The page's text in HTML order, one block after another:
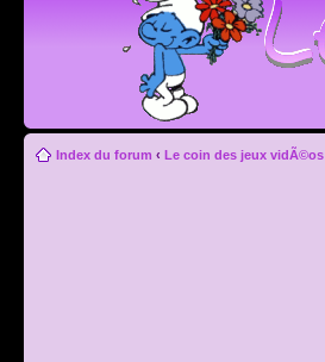
Index du forum ‹ Le coin des jeux vidÃ©os